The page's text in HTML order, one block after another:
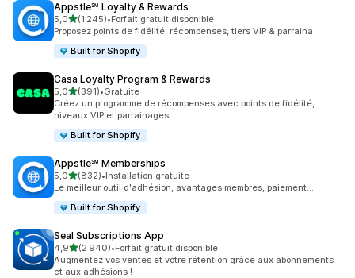
Appstle℠ Loyalty & Rewards
5,0étoile(s) sur 5
(1 245)
1245 avis au total
•Forfait gratuit disponible
Proposez points de fidélité, récompenses, tiers VIP & parraina
Built for Shopify
Casa Loyalty Program & Rewards
5,0étoile(s) sur 5
(391)
391 avis au total
•Gratuite
Créez un programme de récompenses avec points de fidélité,
niveaux VIP et parrainages
Built for Shopify
Appstle℠ Memberships
5,0étoile(s) sur 5
(832)
832 avis au total
•Installation gratuite
Le meilleur outil d'adhésion, avantages membres, paiement...
Built for Shopify
Seal Subscriptions App
4,9étoile(s) sur 5
(2 940)
2940 avis au total
•Forfait gratuit disponible
Augmentez vos ventes et votre rétention grâce aux abonnements
et aux adhésions !